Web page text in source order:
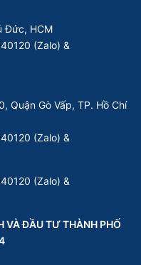
Đức, HCM
(Zalo) &
Quận Gò Vấp, TP. Hồ Chí
(Zalo) &
(Zalo) &
VÀ ĐẦU TƯ THÀNH PHỐ